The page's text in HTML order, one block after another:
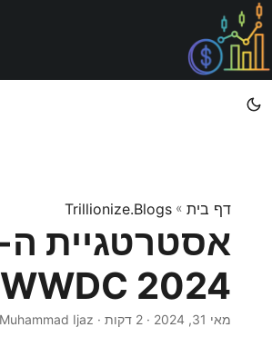
דף בית »
Trillionize.Blogs
WWDC 2024 על הנפקות עתידיות
מאי 31, 2024 · 2 דקות · Muhammad Ijaz